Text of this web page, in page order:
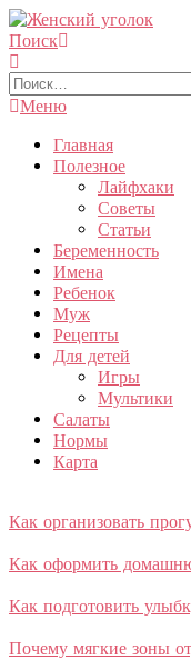
Перейти
к
содержимому
Женский уголок
Поиск
Найти:
Меню
Главная
Полезное
Лайфхаки
Советы
Статьи
Беременность
Имена
Ребенок
Муж
Рецепты
Для детей
Игры
Мультики
Салаты
Нормы
Карта
Как организовать
Как оформить
Как подготовить
Почему мягкие зоны